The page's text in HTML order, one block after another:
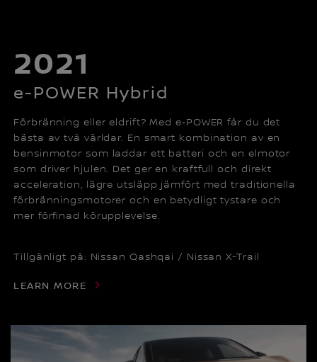
2021
e-POWER Hybrid
Förbränning eller eldrift? Med e‑POWER får du det
bästa av två världar. En smart kombination av en
bensinmotor som laddar ett batteri och en elmotor
som driver hjulen. Det ger en kraftfull och direkt
acceleration, lägre utsläpp jämfört med traditionella
förbränningsmotorer och en betydligt tystare och
mer förfinad körupplevelse.
Tillgänligt på: Nissan Qashqai / Nissan X-Trail
LEARN MORE